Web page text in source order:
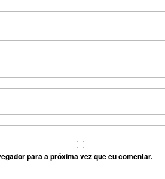
para a próxima vez que eu comentar.